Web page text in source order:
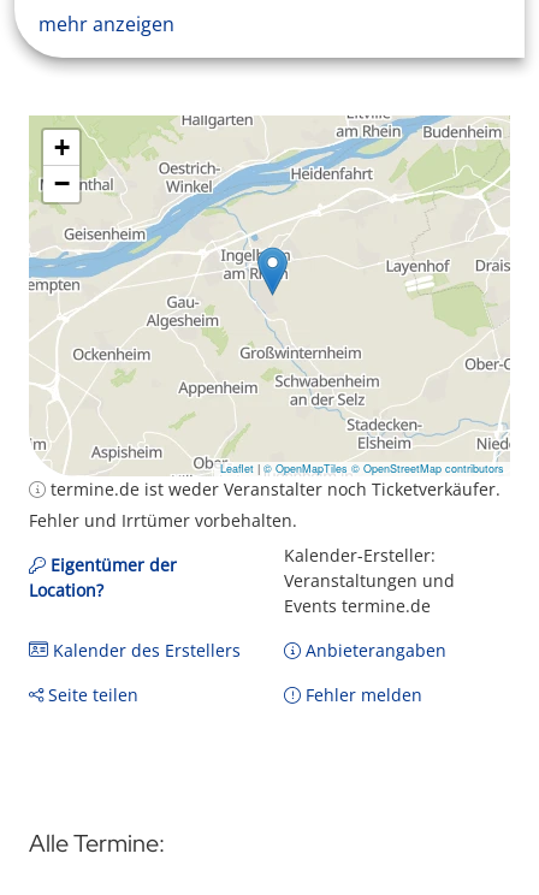
mehr anzeigen
+
−
Leaflet | © OpenMapTiles © OpenStreetMap contributors
termine.de ist weder Veranstalter noch Ticketverkäufer.
Fehler und Irrtümer vorbehalten.
Eigentümer der
Location?
Kalender-Ersteller:
Veranstaltungen und
Events termine.de
Kalender des Erstellers
Anbieterangaben
Seite teilen
Fehler melden
Alle Termine: